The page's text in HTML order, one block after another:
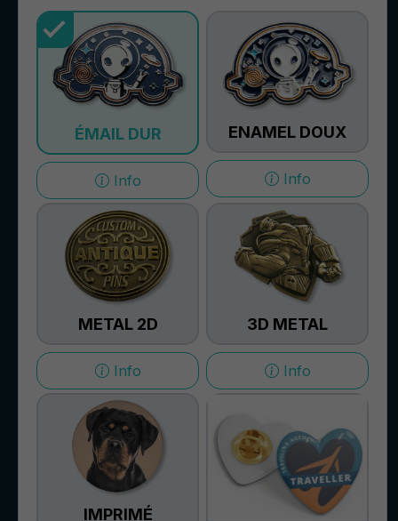
ÉMAIL DUR
Info
ENAMEL DOUX
Info
METAL 2D
Info
3D METAL
Info
IMPRIMÉ